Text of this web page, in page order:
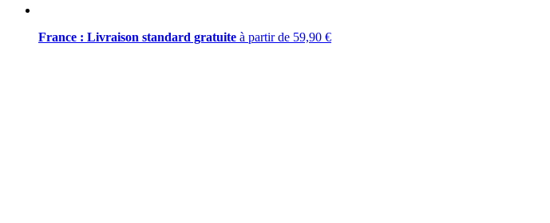
France : Livraison standard gratuite à partir de 59,90 €